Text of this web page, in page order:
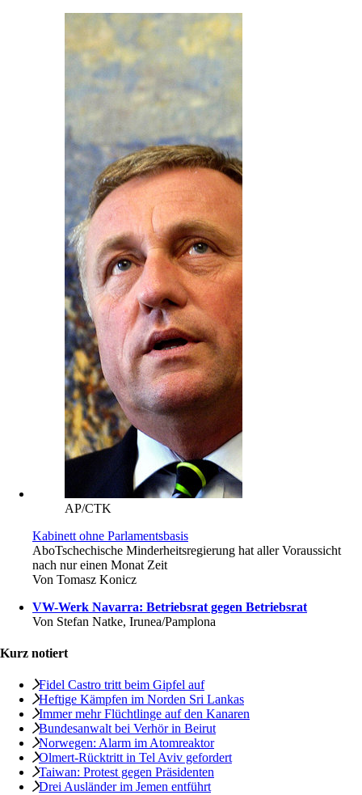
AP/CTK
Kabinett ohne Parlamentsbasis
AboTschechische Minderheitsregierung hat aller Voraussicht
nach nur einen Monat Zeit
Von Tomasz Konicz
VW-Werk Navarra: Betriebsrat gegen Betriebsrat
Von Stefan Natke, Irunea/Pamplona
Kurz notiert
Fidel Castro tritt beim Gipfel auf
Heftige Kämpfen im Norden Sri Lankas
Immer mehr Flüchtlinge auf den Kanaren
Bundesanwalt bei Verhör in Beirut
Norwegen: Alarm im Atomreaktor
Olmert-Rücktritt in Tel Aviv gefordert
Taiwan: Protest gegen Präsidenten
Drei Ausländer im Jemen entführt